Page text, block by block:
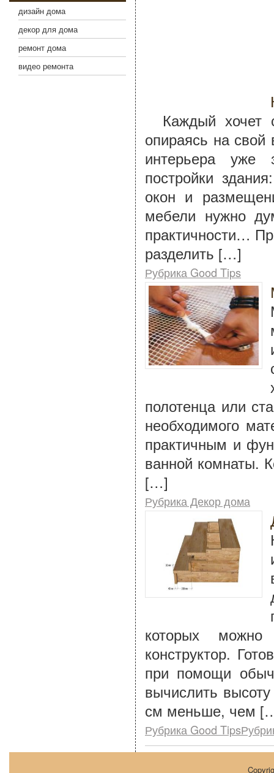
Каждый хочет
опираясь на
интерьера уже
постройки
окон и
мебели нужно
практичности…
разделить […]
Рубрика Good Tips
полотенца или
необходимого
практичным и
ванной комнаты.
[…]
Рубрика Декор дома
которых
конструктор.
при помощи
вычислить
см меньше, чем
Рубрика Good
дизайн дома
декор для дома
ремонт дома
видео ремонта